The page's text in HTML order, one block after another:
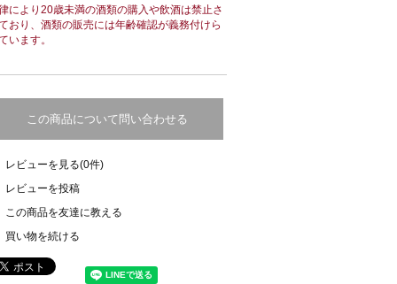
により20歳未満の酒類の購入や飲酒は禁止さ
おり、酒類の販売には年齢確認が義務付けら
います。
この商品について問い合わせる
レビューを見る(0件)
レビューを投稿
この商品を友達に教える
買い物を続ける